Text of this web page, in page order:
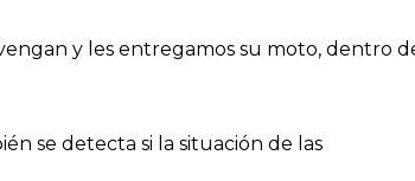
y les entregamos su moto, dentro
se detecta si la situación de las